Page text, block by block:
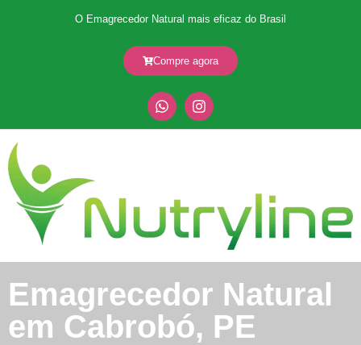
O Emagrecedor Natural mais eficaz do Brasil
Compre agora
Emagrecedor Natural
em Cabrobó, PE